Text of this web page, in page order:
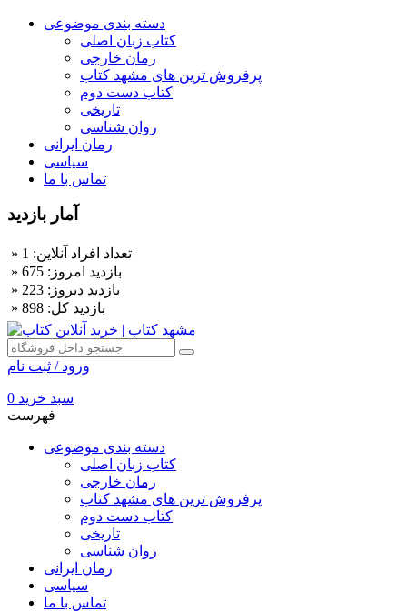
دسته بندی موضوعی
کتاب زبان اصلی
رمان خارجی
پرفروش ترین های مشهد کتاب
کتاب دست دوم
تاریخی
روان شناسی
رمان ایرانی
سیاسی
تماس با ما
آمار بازدید
» تعداد افراد آنلاین: 1
» بازديد امروز: 675
» بازديد ديروز: 223
» بازديد کل: 898
ورود / ثبت نام
سبد خرید 0
فهرست
دسته بندی موضوعی
کتاب زبان اصلی
رمان خارجی
پرفروش ترین های مشهد کتاب
کتاب دست دوم
تاریخی
روان شناسی
رمان ایرانی
سیاسی
تماس با ما